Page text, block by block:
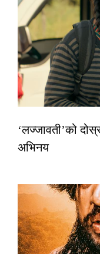
‘लज्जावती’को
अभिनय